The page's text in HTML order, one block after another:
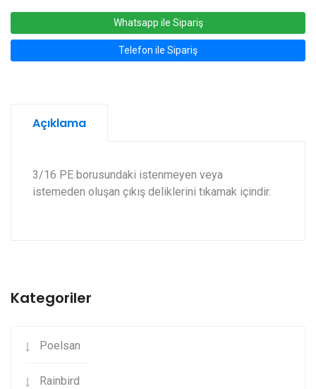
Whatsapp ile Sipariş
Telefon ile Sipariş
Açıklama
3/16 PE borusundaki istenmeyen veya
istemeden oluşan çıkış deliklerini tıkamak içindir.
Kategoriler
Poelsan
Rainbird